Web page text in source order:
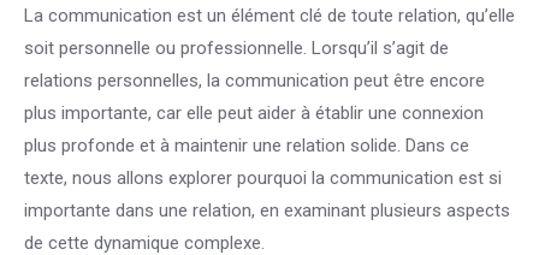
La communication est un élément clé de toute relation, qu’elle
soit personnelle ou professionnelle. Lorsqu’il s’agit de
relations personnelles, la communication peut être encore
plus importante, car elle peut aider à établir une connexion
plus profonde et à maintenir une relation solide. Dans ce
texte, nous allons explorer pourquoi la communication est si
importante dans une relation, en examinant plusieurs aspects
de cette dynamique complexe.